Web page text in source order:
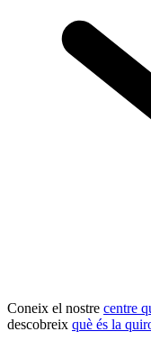
Coneix el nostre centre
descobreix què és la